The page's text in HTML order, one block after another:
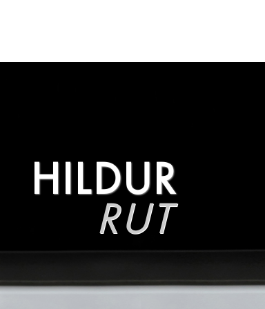
HILDUR
RUT